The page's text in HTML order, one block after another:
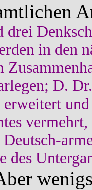
in den
D.
des